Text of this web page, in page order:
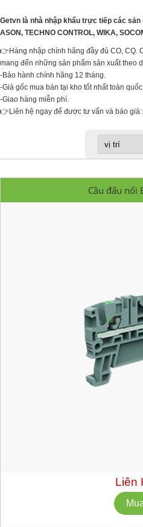
Getvn là nhà nhập khẩu trực tiếp các
ASON, TECHNO CONTROL, WIKA,
👉Hàng nhập chính hãng đầy đủ CO, CQ.
mang đến những sản phẩm sản xuất theo
-Bảo hành chính hãng 12 tháng.
-Giá gốc mua bán tại kho tốt nhất toàn
-Giao hàng miễn phí.
👉Liên hệ ngay để được tư vấn và báo giá:
Cầu đấu nối
Liên